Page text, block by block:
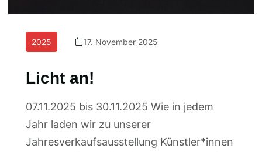
2025 17. November 2025
Licht an!
07.11.2025 bis 30.11.2025 Wie in jedem
Jahr laden wir zu unserer
Jahresverkaufsausstellung Künstler*innen